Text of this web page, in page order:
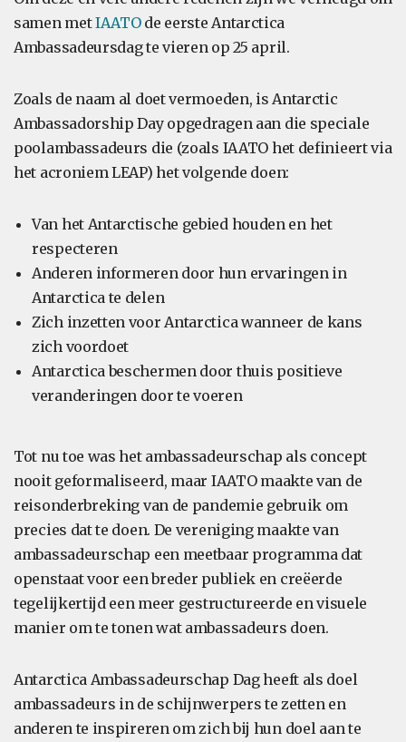
samen metIAATOde eerste Antarctica
Ambassadeursdag te vieren op 25 april.
Zoals de naam al doet vermoeden, is Antarctic
Ambassadorship Day opgedragen aan die speciale
poolambassadeurs die (zoals IAATO het definieert via
het acroniem LEAP) het volgende doen:
Van het Antarctische gebied houden en het
respecteren
Anderen informeren door hun ervaringen in
Antarctica te delen
Zich inzetten voor Antarctica wanneer de kans
zich voordoet
Antarctica beschermen door thuis positieve
veranderingen door te voeren
Tot nu toe was het ambassadeurschap als concept
nooit geformaliseerd, maar IAATO maakte van de
reisonderbreking van de pandemie gebruik om
precies dat te doen. De vereniging maakte van
ambassadeurschap een meetbaar programma dat
openstaat voor een breder publiek en creëerde
tegelijkertijd een meer gestructureerde en visuele
manier om te tonen wat ambassadeurs doen.
Antarctica Ambassadeurschap Dag heeft als doel
ambassadeurs in de schijnwerpers te zetten en
anderen te inspireren om zich bij hun doel aan te